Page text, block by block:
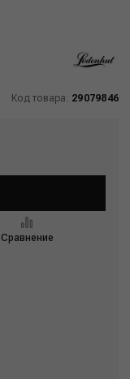
Код товара: 29079846
Сравнение